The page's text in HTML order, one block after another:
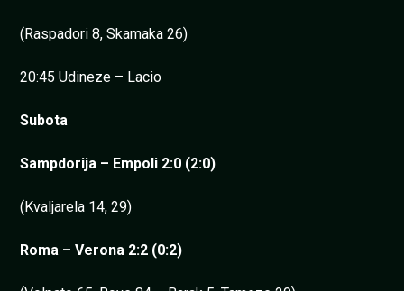
(Raspadori 8, Skamaka 26)
20:45 Udineze – Lacio
Subota
Sampdorija – Empoli 2:0 (2:0)
(Kvaljarela 14, 29)
Roma – Verona 2:2 (0:2)